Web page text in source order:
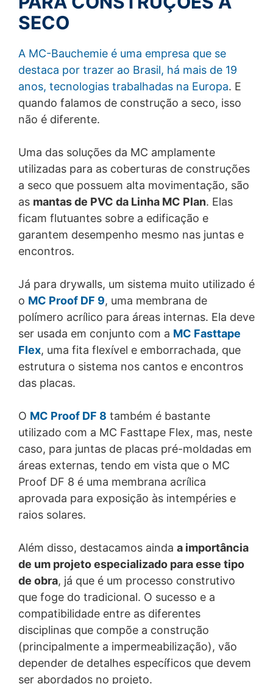
SECO
A MC-Bauchemie é uma empresa que se
destaca por trazer ao Brasil, há mais de 19
anos, tecnologias trabalhadas na Europa. E
quando falamos de construção a seco, isso
não é diferente.
Uma das soluções da MC amplamente
utilizadas para as coberturas de construções
a seco que possuem alta movimentação, são
as mantas de PVC da Linha MC Plan. Elas
ficam flutuantes sobre a edificação e
garantem desempenho mesmo nas juntas e
encontros.
Já para drywalls, um sistema muito utilizado é
o MC Proof DF 9, uma membrana de
polímero acrílico para áreas internas. Ela deve
ser usada em conjunto com a MC Fasttape
Flex, uma fita flexível e emborrachada, que
estrutura o sistema nos cantos e encontros
das placas.
O MC Proof DF 8 também é bastante
utilizado com a MC Fasttape Flex, mas, neste
caso, para juntas de placas pré-moldadas em
áreas externas, tendo em vista que o MC
Proof DF 8 é uma membrana acrílica
aprovada para exposição às intempéries e
raios solares.
Além disso, destacamos ainda a importância
de um projeto especializado para esse tipo
de obra, já que é um processo construtivo
que foge do tradicional. O sucesso e a
compatibilidade entre as diferentes
disciplinas que compõe a construção
(principalmente a impermeabilização), vão
depender de detalhes específicos que devem
ser abordados no projeto.